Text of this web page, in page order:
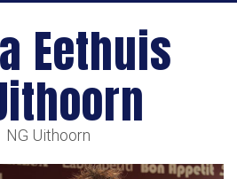
Eethuis
NG Uithoorn